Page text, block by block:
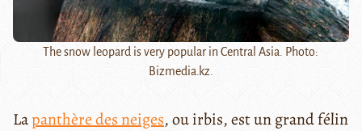
The snow leopard is very popular in Central Asia. Photo:
Bizmedia.kz.
Lapanthère des neiges, ou irbis, est un grand félin